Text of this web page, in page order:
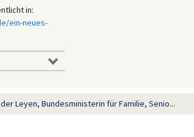
in:
ein-neues-
Leyen, Bundesministerin für Familie, Senio...